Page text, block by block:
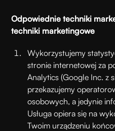
Odpowiednie techniki
techniki marketingowe
Wykorzystujemy
stronie internetowej za
Analytics (Google Inc. z
przekazujemy
osobowych, a jedynie
Usługa opiera się na
Twoim urządzeniu